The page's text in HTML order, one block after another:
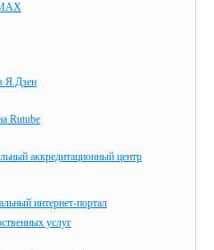
Я.Дзен
Rutube
аккредитационный центр
интернет-портал
услуг